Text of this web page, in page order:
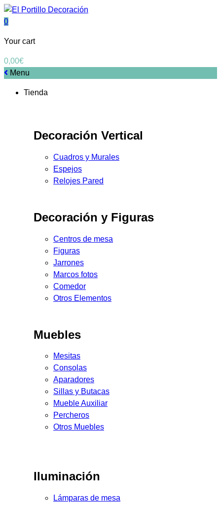
0
Your cart
0,00€
Menu
Tienda
Decoración Vertical
Cuadros y Murales
Espejos
Relojes Pared
Decoración y Figuras
Centros de mesa
Figuras
Jarrones
Marcos fotos
Comedor
Otros Elementos
Muebles
Mesitas
Consolas
Aparadores
Sillas y Butacas
Mueble Auxiliar
Percheros
Otros Muebles
Iluminación
Lámparas de mesa